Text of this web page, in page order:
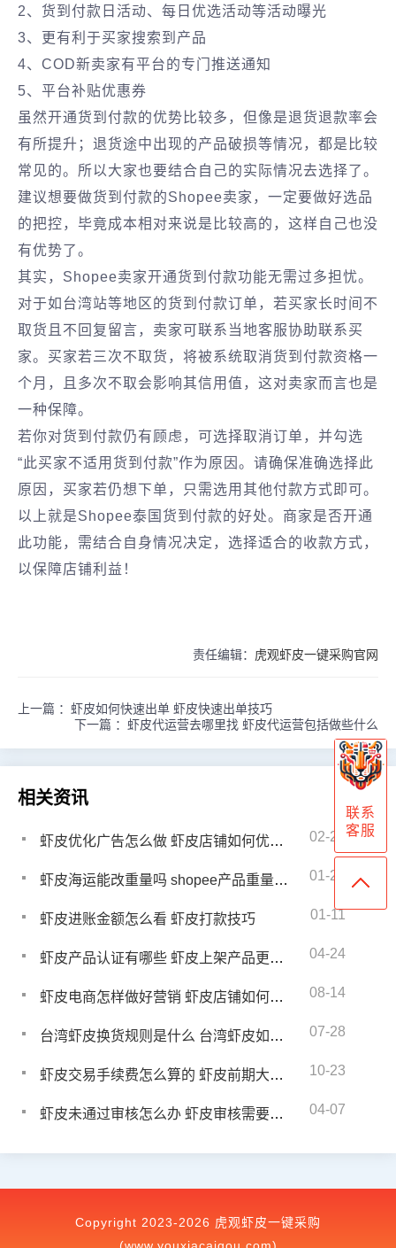
2、货到付款日活动、每日优选活动等活动曝光
3、更有利于买家搜索到产品
4、COD新卖家有平台的专门推送通知
5、平台补贴优惠券
虽然开通货到付款的优势比较多，但像是退货退款率会
有所提升；退货途中出现的产品破损等情况，都是比较
常见的。所以大家也要结合自己的实际情况去选择了。
建议想要做货到付款的Shopee卖家，一定要做好选品
的把控，毕竟成本相对来说是比较高的，这样自己也没
有优势了。
其实，‌Shopee卖家开通货到付款功能无需过多担忧。‌
对于如台湾站等地区的货到付款订单，‌若买家长时间不
取货且不回复留言，‌卖家可联系当地客服协助联系买
家。‌买家若三次不取货，‌将被系统取消货到付款资格一
个月，‌且多次不取会影响其信用值，‌这对卖家而言也是
一种保障。‌
若你对货到付款仍有顾虑，‌可选择取消订单，‌并勾选
“此买家不适用货到付款”作为原因。‌请确保准确选择此
原因，‌买家若仍想下单，‌只需选用其他付款方式即可。‌
以上就是Shopee泰国货到付款的好处。‌商家是否开通
此功能，‌需结合自身情况决定，‌选择适合的收款方式，‌
以保障店铺利益！‌
责任编辑： 虎观虾皮一键采购官网
上一篇 ： 虾皮如何快速出单 虾皮快速出单技巧
下一篇 ： 虾皮代运营去哪里找 虾皮代运营包括做些什么
相关资讯
虾皮优化广告怎么做 虾皮店铺如何优化广告 02-26
虾皮海运能改重量吗 shopee产品重量怎么填写 01-27
虾皮进账金额怎么看 虾皮打款技巧 01-11
虾皮产品认证有哪些 虾皮上架产品更新规则是什么 04-24
虾皮电商怎样做好营销 虾皮店铺如何做好营销 08-14
台湾虾皮换货规则是什么 台湾虾皮如何退换货流程 07-28
虾皮交易手续费怎么算的 虾皮前期大概要多少钱 10-23
虾皮未通过审核怎么办 虾皮审核需要多长时间 04-07
Copyright 2023-2026 虎观虾皮一键采购
联系
客服